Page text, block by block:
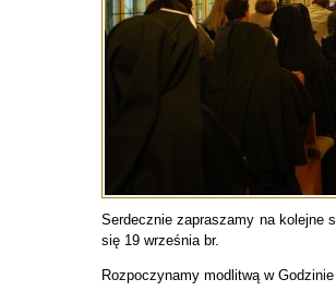
Serdecznie zapraszamy na kolejne
się 19 września br.
Rozpoczynamy modlitwą w Godzinie